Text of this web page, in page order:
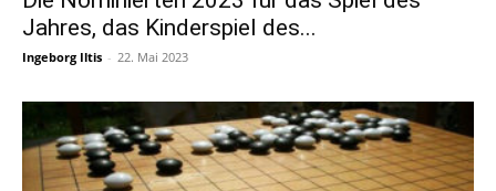
Jahres, das Kinderspiel des...
Ingeborg Iltis - 22. Mai 2023